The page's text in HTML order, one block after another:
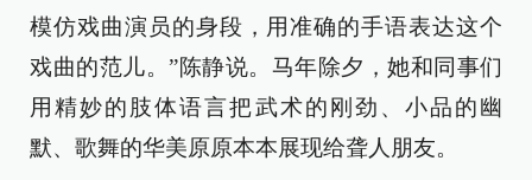
模仿戏曲演员的身段，用准确的手语表达这个
戏曲的范儿。”陈静说。马年除夕，她和同事们
用精妙的肢体语言把武术的刚劲、小品的幽
默、歌舞的华美原原本本展现给聋人朋友。